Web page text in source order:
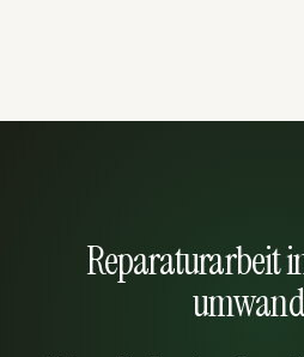
Reparaturarbeit